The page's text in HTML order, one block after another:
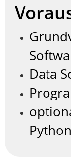
Data
Python